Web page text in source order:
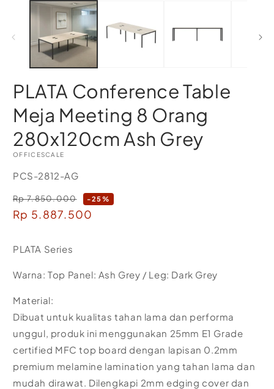
PLATA Conference Table
Meja Meeting 8 Orang
280x120cm Ash Grey
OFFICESCALE
SKU:
PCS-2812-AG
Regular
price
Rp 7.850.000 -25%
Sale
Rp 5.887.500
PLATA Series
Warna: Top Panel: Ash Grey / Leg: Dark Grey
Material:
Dibuat untuk kualitas tahan lama dan performa
unggul, produk ini menggunakan 25mm E1 Grade
certified MFC top board dengan lapisan 0.2mm
premium melamine lamination yang tahan lama dan
mudah dirawat. Dilengkapi 2mm edging cover dan